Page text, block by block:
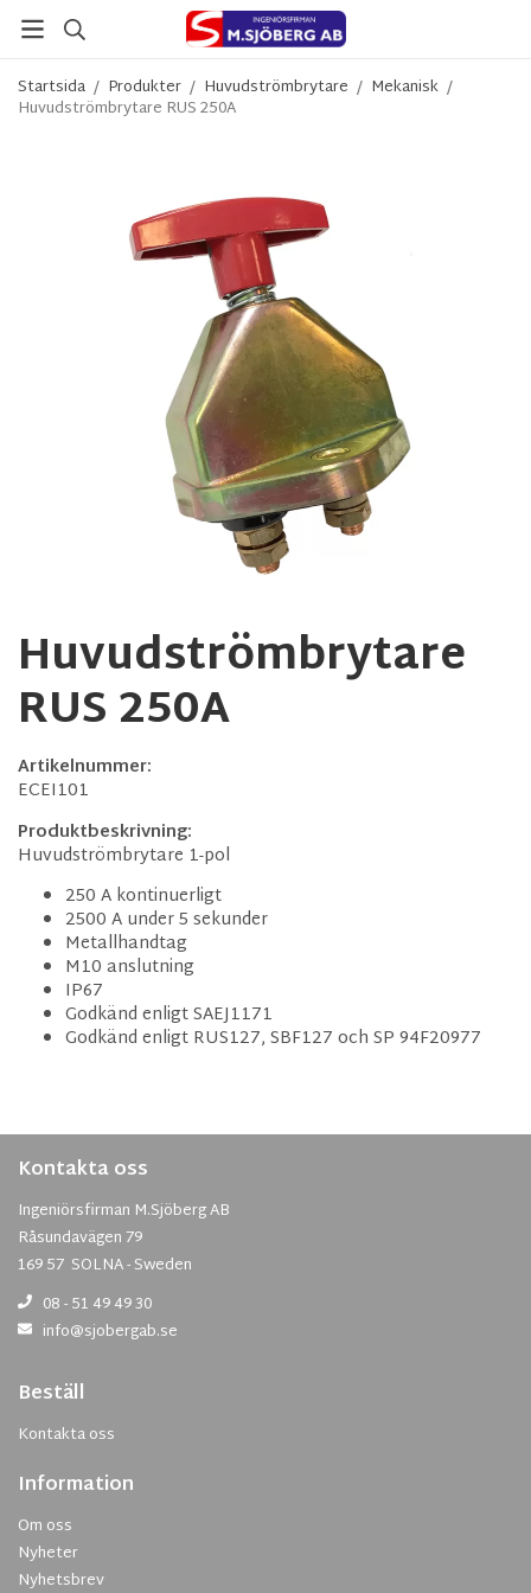
Startsida / Produkter / Huvudströmbrytare / Mekanisk /
Huvudströmbrytare RUS 250A
Huvudströmbrytare
RUS 250A
Artikelnummer:
ECEI101
Produktbeskrivning:
Huvudströmbrytare 1-pol
250 A kontinuerligt
2500 A under 5 sekunder
Metallhandtag
M10 anslutning
IP67
Godkänd enligt SAEJ1171
Godkänd enligt RUS127, SBF127 och SP 94F20977
Kontakta oss
Ingeniörsfirman M.Sjöberg AB
Råsundavägen 79
169 57 SOLNA - Sweden
08 - 51 49 49 30
info@sjobergab.se
Beställ
Kontakta oss
Information
Om oss
Nyheter
Nyhetsbrev